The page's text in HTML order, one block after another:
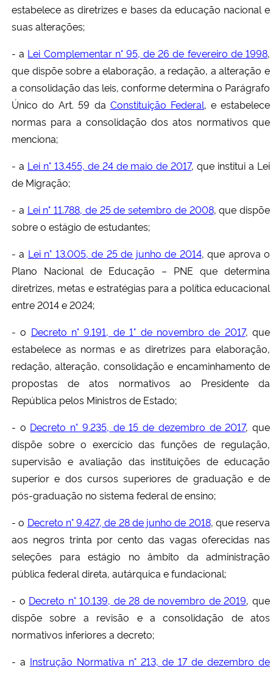
estabelece as diretrizes e bases da educação nacional e
suas alterações;
- a Lei Complementar n° 95, de 26 de fevereiro de 1998,
que dispõe sobre a elaboração, a redação, a alteração e
a consolidação das leis, conforme determina o Parágrafo
Único do Art. 59 da Constituição Federal, e estabelece
normas para a consolidação dos atos normativos que
menciona;
- a Lei n° 13.455, de 24 de maio de 2017, que institui a Lei
de Migração;
- a Lei n° 11.788, de 25 de setembro de 2008, que dispõe
sobre o estágio de estudantes;
- a Lei n° 13.005, de 25 de junho de 2014, que aprova o
Plano Nacional de Educação – PNE que determina
diretrizes, metas e estratégias para a política educacional
entre 2014 e 2024;
- o Decreto n° 9.191, de 1° de novembro de 2017, que
estabelece as normas e as diretrizes para elaboração,
redação, alteração, consolidação e encaminhamento de
propostas de atos normativos ao Presidente da
República pelos Ministros de Estado;
- o Decreto n° 9.235, de 15 de dezembro de 2017, que
dispõe sobre o exercício das funções de regulação,
supervisão e avaliação das instituições de educação
superior e dos cursos superiores de graduação e de
pós-graduação no sistema federal de ensino;
- o Decreto n° 9.427, de 28 de junho de 2018, que reserva
aos negros trinta por cento das vagas oferecidas nas
seleções para estágio no âmbito da administração
pública federal direta, autárquica e fundacional;
- o Decreto n° 10.139, de 28 de novembro de 2019, que
dispõe sobre a revisão e a consolidação de atos
normativos inferiores a decreto;
- a Instrução Normativa n° 213, de 17 de dezembro de